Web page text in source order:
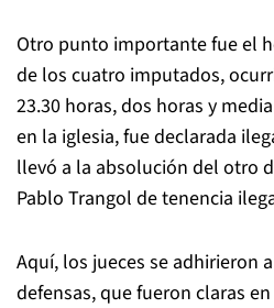
Otro punto importante fue el
de los cuatro imputados,
23.30 horas, dos horas y
en la iglesia, fue declarada
llevó a la absolución del otro
Pablo Trangol de tenencia
Aquí, los jueces se adhirieron
defensas, que fueron claras